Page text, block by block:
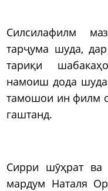
Силсилафилм
тарҷума шуда,
тариқи
намоиш дода
тамошои ин филм
гаштанд.
Сирри шӯҳрат ва
мардум Наталя